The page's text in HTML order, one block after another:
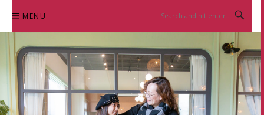
content
MENU